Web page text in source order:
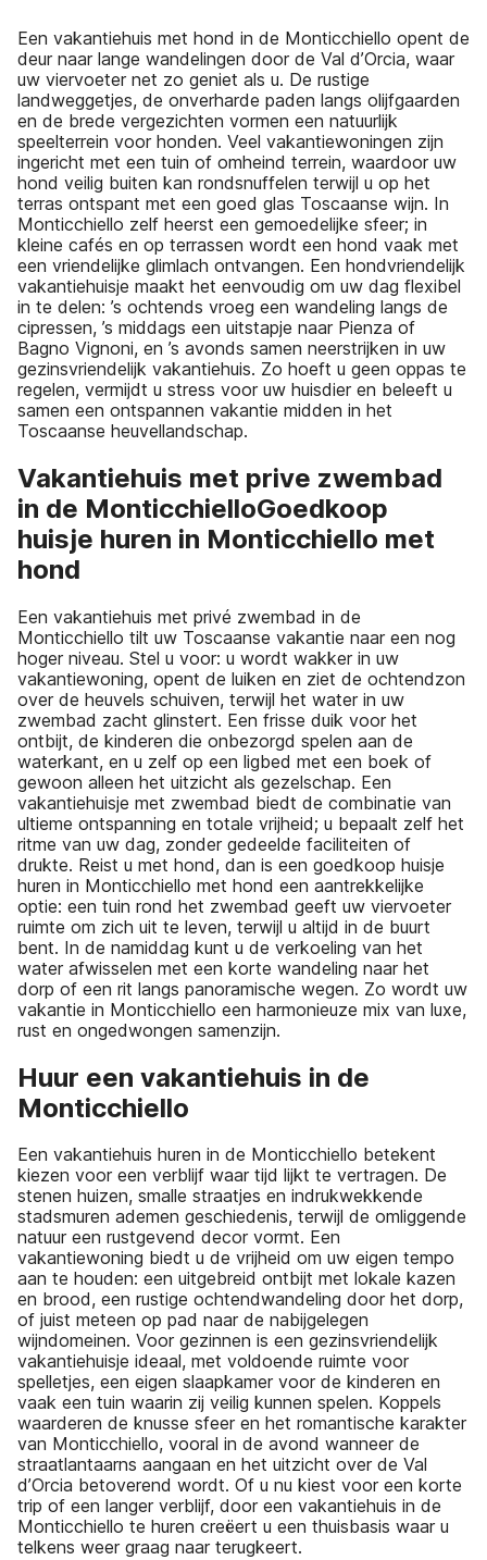
Een vakantiehuis met hond in de Monticchiello opent de
deur naar lange wandelingen door de Val d’Orcia, waar
uw viervoeter net zo geniet als u. De rustige
landweggetjes, de onverharde paden langs olijfgaarden
en de brede vergezichten vormen een natuurlijk
speelterrein voor honden. Veel vakantiewoningen zijn
ingericht met een tuin of omheind terrein, waardoor uw
hond veilig buiten kan rondsnuffelen terwijl u op het
terras ontspant met een goed glas Toscaanse wijn. In
Monticchiello zelf heerst een gemoedelijke sfeer; in
kleine cafés en op terrassen wordt een hond vaak met
een vriendelijke glimlach ontvangen. Een hondvriendelijk
vakantiehuisje maakt het eenvoudig om uw dag flexibel
in te delen: ’s ochtends vroeg een wandeling langs de
cipressen, ’s middags een uitstapje naar Pienza of
Bagno Vignoni, en ’s avonds samen neerstrijken in uw
gezinsvriendelijk vakantiehuis. Zo hoeft u geen oppas te
regelen, vermijdt u stress voor uw huisdier en beleeft u
samen een ontspannen vakantie midden in het
Toscaanse heuvellandschap.
Vakantiehuis met prive zwembad
in de MonticchielloGoedkoop
huisje huren in Monticchiello met
hond
Een vakantiehuis met privé zwembad in de
Monticchiello tilt uw Toscaanse vakantie naar een nog
hoger niveau. Stel u voor: u wordt wakker in uw
vakantiewoning, opent de luiken en ziet de ochtendzon
over de heuvels schuiven, terwijl het water in uw
zwembad zacht glinstert. Een frisse duik voor het
ontbijt, de kinderen die onbezorgd spelen aan de
waterkant, en u zelf op een ligbed met een boek of
gewoon alleen het uitzicht als gezelschap. Een
vakantiehuisje met zwembad biedt de combinatie van
ultieme ontspanning en totale vrijheid; u bepaalt zelf het
ritme van uw dag, zonder gedeelde faciliteiten of
drukte. Reist u met hond, dan is een goedkoop huisje
huren in Monticchiello met hond een aantrekkelijke
optie: een tuin rond het zwembad geeft uw viervoeter
ruimte om zich uit te leven, terwijl u altijd in de buurt
bent. In de namiddag kunt u de verkoeling van het
water afwisselen met een korte wandeling naar het
dorp of een rit langs panoramische wegen. Zo wordt uw
vakantie in Monticchiello een harmonieuze mix van luxe,
rust en ongedwongen samenzijn.
Huur een vakantiehuis in de
Monticchiello
Een vakantiehuis huren in de Monticchiello betekent
kiezen voor een verblijf waar tijd lijkt te vertragen. De
stenen huizen, smalle straatjes en indrukwekkende
stadsmuren ademen geschiedenis, terwijl de omliggende
natuur een rustgevend decor vormt. Een
vakantiewoning biedt u de vrijheid om uw eigen tempo
aan te houden: een uitgebreid ontbijt met lokale kazen
en brood, een rustige ochtendwandeling door het dorp,
of juist meteen op pad naar de nabijgelegen
wijndomeinen. Voor gezinnen is een gezinsvriendelijk
vakantiehuisje ideaal, met voldoende ruimte voor
spelletjes, een eigen slaapkamer voor de kinderen en
vaak een tuin waarin zij veilig kunnen spelen. Koppels
waarderen de knusse sfeer en het romantische karakter
van Monticchiello, vooral in de avond wanneer de
straatlantaarns aangaan en het uitzicht over de Val
d’Orcia betoverend wordt. Of u nu kiest voor een korte
trip of een langer verblijf, door een vakantiehuis in de
Monticchiello te huren creëert u een thuisbasis waar u
telkens weer graag naar terugkeert.